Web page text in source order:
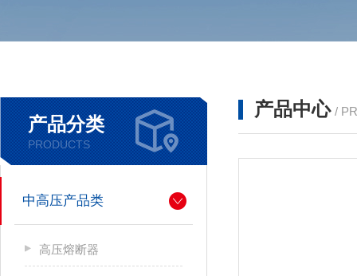
产品分类
PRODUCTS
中高压产品类
高压熔断器
产品中心 /